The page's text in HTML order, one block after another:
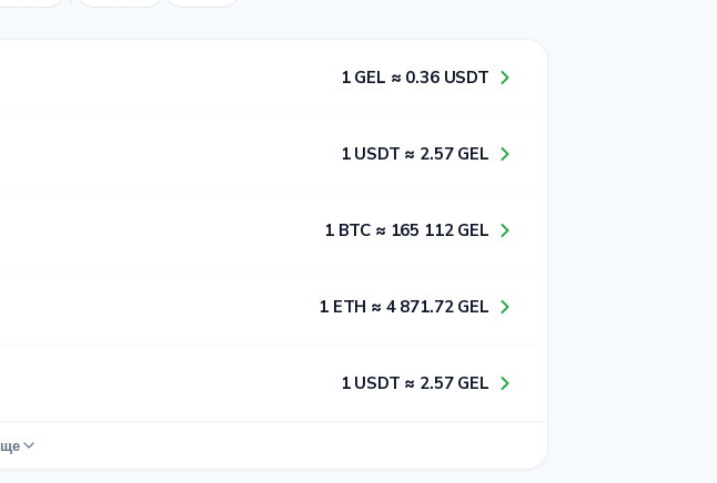
1​ GEL ≈ 0​.3​6​ USDT
1​ USDT ≈ 2​.5​7​ GEL
1​ BTC ≈ 1​6​5​ 1​1​2​ GEL
1​ ETH ≈ 4​ 8​7​1​.7​2​ GEL
1​ USDT ≈ 2​.5​7​ GEL
ще